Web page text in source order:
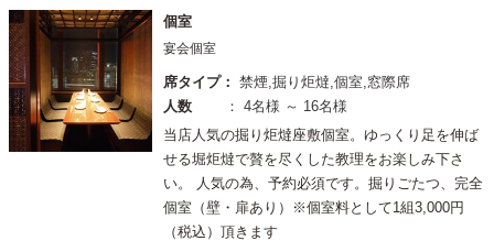
個室
宴会個室
席タイプ： 禁煙,掘り炬燵,個室,窓際席
人数
： 4名様 ～ 16名様
当店人気の掘り炬燵座敷個室。ゆっくり足を伸ば
せる堀炬燵で贅を尽くした教理をお楽しみ下さ
い。 人気の為、予約必須です。掘りごたつ、完全
個室（壁・扉あり）※個室料として1組3,000円
（税込）頂きます